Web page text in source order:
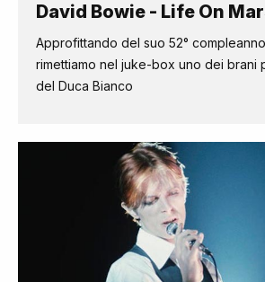
David Bowie - Life On
Approfittando del suo 52°
rimettiamo nel juke-box uno dei brani
del Duca Bianco